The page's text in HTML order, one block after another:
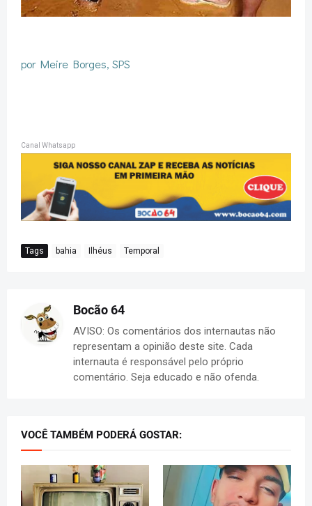
por Meire Borges, SPS
Canal Whatsapp
Tags bahia Ilhéus Temporal
Bocão 64
AVISO: Os comentários dos internautas não
representam a opinião deste site. Cada
internauta é responsável pelo próprio
comentário. Seja educado e não ofenda.
VOCÊ TAMBÉM PODERÁ GOSTAR: